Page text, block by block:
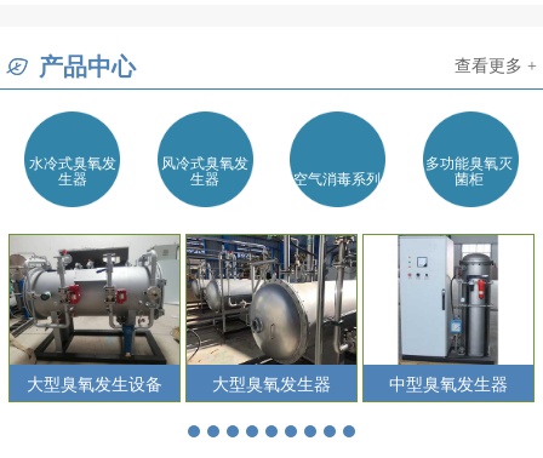
产品中心 查看更多 +
水冷式臭氧发
生器
风冷式臭氧发
生器
空气消毒系列
多功能臭氧灭
菌柜
大型臭氧发生设备 大型臭氧发生器 中型臭氧发生器
4 5 6 7 8 9